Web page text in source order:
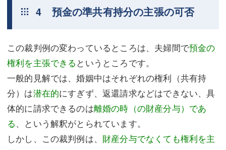
4 預金の準共有持分の主張の可否
この裁判例の変わっているところは、夫婦間で預金の
権利を主張できる というところです。
一般的見解では、婚姻中はそれぞれの権利（共有持
分）は潜在的にすぎず、返還請求などはできない、具
体的に請求できるのは離婚の時（の財産分与）であ
る、という解釈がとられています。
しかし、この裁判例は、 財産分与でなくても権利を主